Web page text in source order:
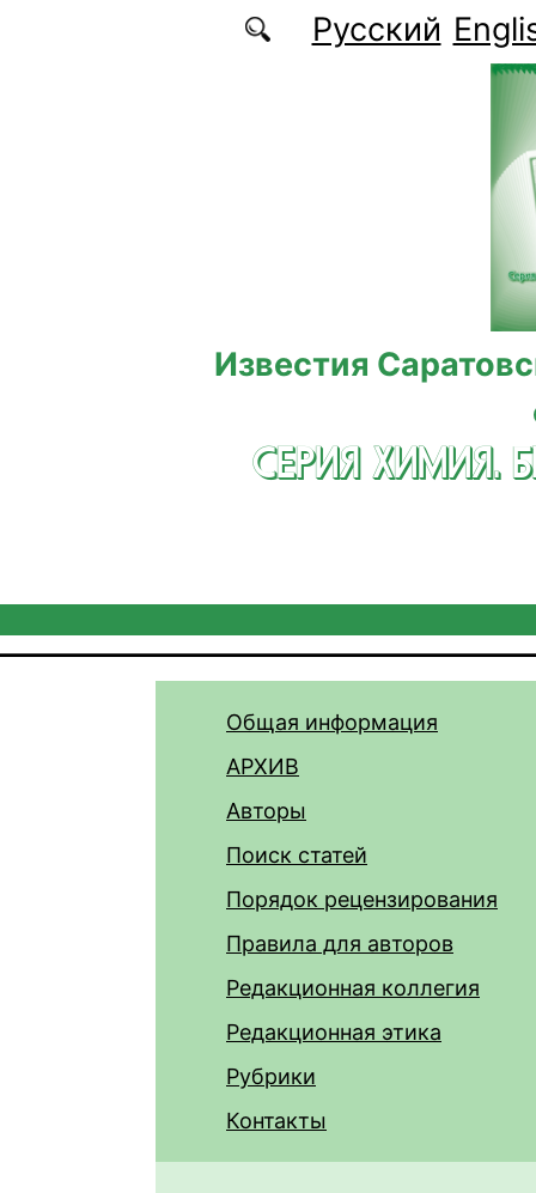
Перейти к основному содержаниюРусский
Известия
СЕРИЯ ХИМИЯ.
Общая информация
АРХИВ
Авторы
Поиск статей
Порядок рецензирования
Правила для авторов
Редакционная коллегия
Редакционная этика
Рубрики
Контакты